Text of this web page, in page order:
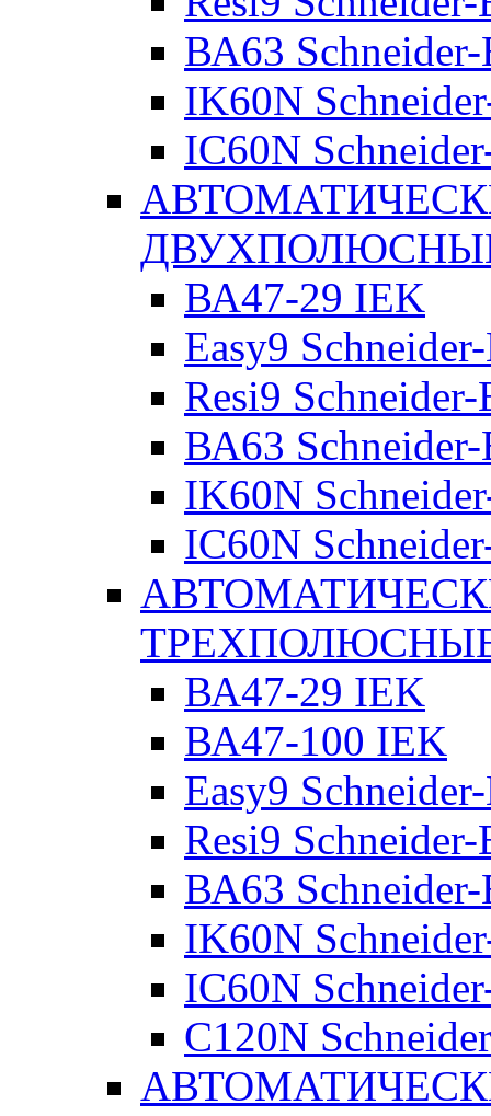
ВА63
IK60N
IC60N
ВА47-29 IEK
Easy9
Resi9
ВА63
IK60N
IC60N
ВА47-29 IEK
ВА47-100 IEK
Easy9
Resi9
ВА63
IK60N
IC60N
C120N